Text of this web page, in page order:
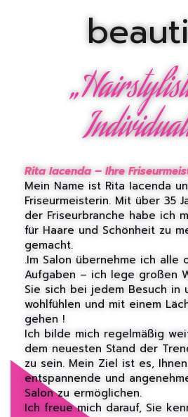
Rita Iacenda – Ihre
Mein Name ist Rita Iacenda
Friseurmeisterin. Mit über 35
der Friseurbranche habe ich
für Haare und Schönheit zu
gemacht.
.Im Salon übernehme ich alle
Aufgaben – ich lege großen
Sie sich bei jedem Besuch in
wohlfühlen und mit einem
gehen !
Ich bilde mich regelmäßig
dem neuesten Stand der
zu sein. Mein Ziel ist es,
entspannende und
Salon zu ermöglichen.
Ich freue mich darauf, Sie